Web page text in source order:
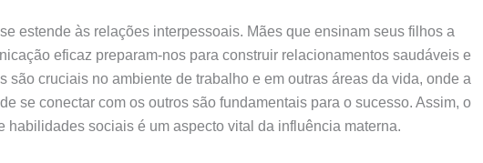
estende às relações interpessoais. Mães que ensinam seus filhos a
eficaz preparam-nos para construir relacionamentos saudáveis e
são cruciais no ambiente de trabalho e em outras áreas da vida, onde a
se conectar com os outros são fundamentais para o sucesso. Assim, o
habilidades sociais é um aspecto vital da influência materna.